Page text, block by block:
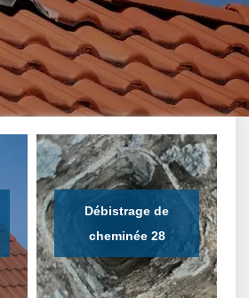
Débistrage de
cheminée 28